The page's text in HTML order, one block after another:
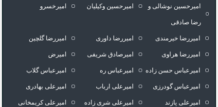
امیرحسین نوشالی و
رضا صادقی
امیرحسین وکیلیان امیرخسرو
امیررضا خیرمندی امیررضا داوری امیررضا گلچین
امیررضا هراوی امیرصادق شریفی امیرض
امیرعباس حسن زاده امیرعباس ره امیرعباس گلاب
امیرعباس گودرزی امیرعلی ارباب امیرعلی بهادری
امیرعلی پازند امیرعلی شری زاده امیرعلی کریمخانی